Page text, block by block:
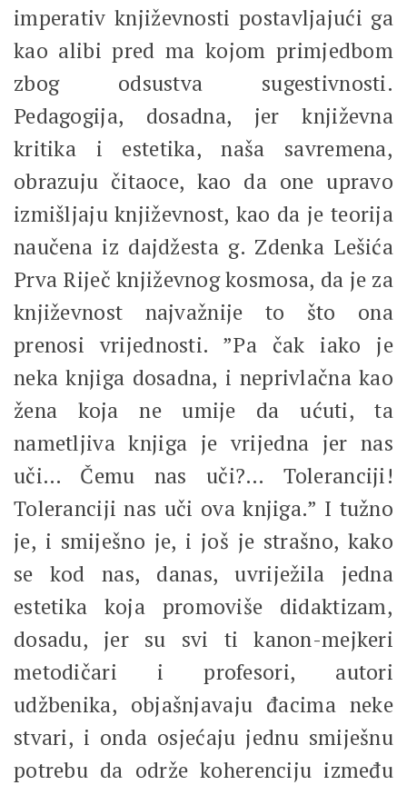
imperativ književnosti postavljajući ga
kao alibi pred ma kojom primjedbom
zbog odsustva sugestivnosti.
Pedagogija, dosadna, jer književna
kritika i estetika, naša savremena,
obrazuju čitaoce, kao da one upravo
izmišljaju književnost, kao da je teorija
naučena iz dajdžesta g. Zdenka Lešića
Prva Riječ književnog kosmosa, da je za
književnost najvažnije to što ona
prenosi vrijednosti. ”Pa čak iako je
neka knjiga dosadna, i neprivlačna kao
žena koja ne umije da ućuti, ta
nametljiva knjiga je vrijedna jer nas
uči… Čemu nas uči?… Toleranciji!
Toleranciji nas uči ova knjiga.” I tužno
je, i smiješno je, i još je strašno, kako
se kod nas, danas, uvriježila jedna
estetika koja promoviše didaktizam,
dosadu, jer su svi ti kanon-mejkeri
metodičari i profesori, autori
udžbenika, objašnjavaju đacima neke
stvari, i onda osjećaju jednu smiješnu
potrebu da održe koherenciju između